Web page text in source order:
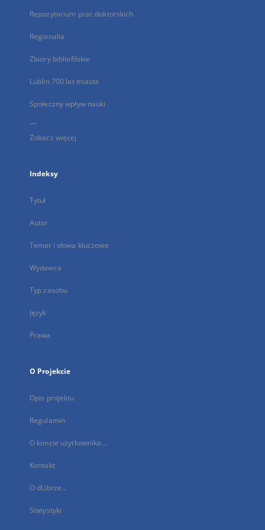
Repozytorium prac doktorskich
Regionalia
Zbiory bibliofilskie
Lublin 700 lat miasta
Społeczny wpływ nauki
...
Zobacz więcej
Indeksy
Tytuł
Autor
Temat i słowa kluczowe
Wydawca
Typ zasobu
Język
Prawa
O Projekcie
Opis projektu
Regulamin
O koncie użytkownika...
Kontakt
O dLibrze...
Statystyki